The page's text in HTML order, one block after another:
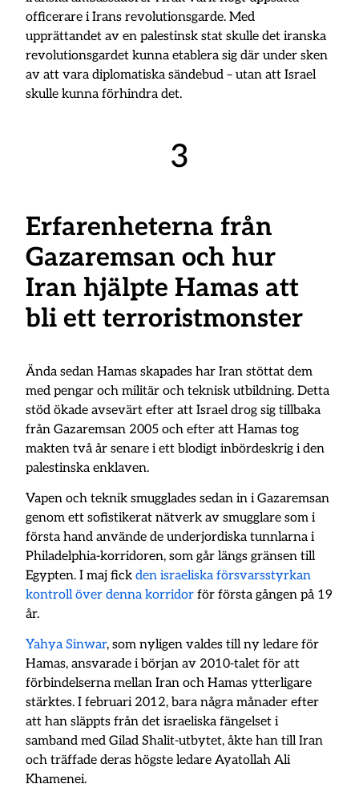
officerare i Irans revolutionsgarde. Med
upprättandet av en palestinsk stat skulle det iranska
revolutionsgardet kunna etablera sig där under sken
av att vara diplomatiska sändebud – utan att Israel
skulle kunna förhindra det.
3
Erfarenheterna från
Gazaremsan och hur
Iran hjälpte Hamas att
bli ett terroristmonster
Ända sedan Hamas skapades har Iran stöttat dem
med pengar och militär och teknisk utbildning. Detta
stöd ökade avsevärt efter att Israel drog sig tillbaka
från Gazaremsan 2005 och efter att Hamas tog
makten två år senare i ett blodigt inbördeskrig i den
palestinska enklaven.
Vapen och teknik smugglades sedan in i Gazaremsan
genom ett sofistikerat nätverk av smugglare som i
första hand använde de underjordiska tunnlarna i
Philadelphia-korridoren, som går längs gränsen till
Egypten. I maj fickden israeliska försvarsstyrkan
kontroll över denna korridor för första gången på 19
år.
Yahya Sinwar, som nyligen valdes till ny ledare för
Hamas, ansvarade i början av 2010-talet för att
förbindelserna mellan Iran och Hamas ytterligare
stärktes. I februari 2012, bara några månader efter
att han släppts från det israeliska fängelset i
samband med Gilad Shalit-utbytet, åkte han till Iran
och träffade deras högste ledare Ayatollah Ali
Khamenei.